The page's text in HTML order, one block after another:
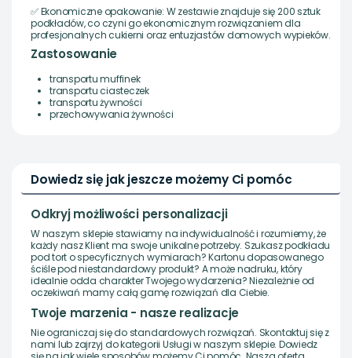
✅ Ekonomiczne opakowanie: W zestawie znajduje się 200 sztuk
podkładów, co czyni go ekonomicznym rozwiązaniem dla
profesjonalnych cukierni oraz entuzjastów domowych wypieków.
Zastosowanie
transportu muffinek
transportu ciasteczek
transportu żywności
przechowywania żywności
Dowiedz się jak jeszcze możemy Ci pomóc
Odkryj możliwości personalizacji
W naszym sklepie stawiamy na indywidualność i rozumiemy, że
każdy nasz Klient ma swoje unikalne potrzeby. Szukasz podkładu
pod tort o specyficznych wymiarach? Kartonu dopasowanego
ściśle pod niestandardowy produkt? A może nadruku, który
idealnie odda charakter Twojego wydarzenia? Niezależnie od
oczekiwań mamy całą gamę rozwiązań dla Ciebie.
Twoje marzenia - nasze realizacje
Nie ograniczaj się do standardowych rozwiązań. Skontaktuj się z
nami lub zajrzyj do kategorii Usługi w naszym sklepie. Dowiedz